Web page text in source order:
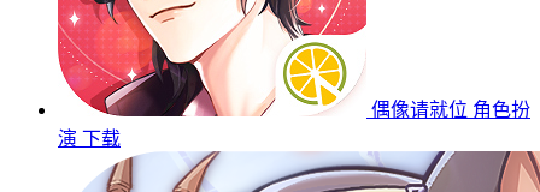
偶像请就位 角色扮
演 下载